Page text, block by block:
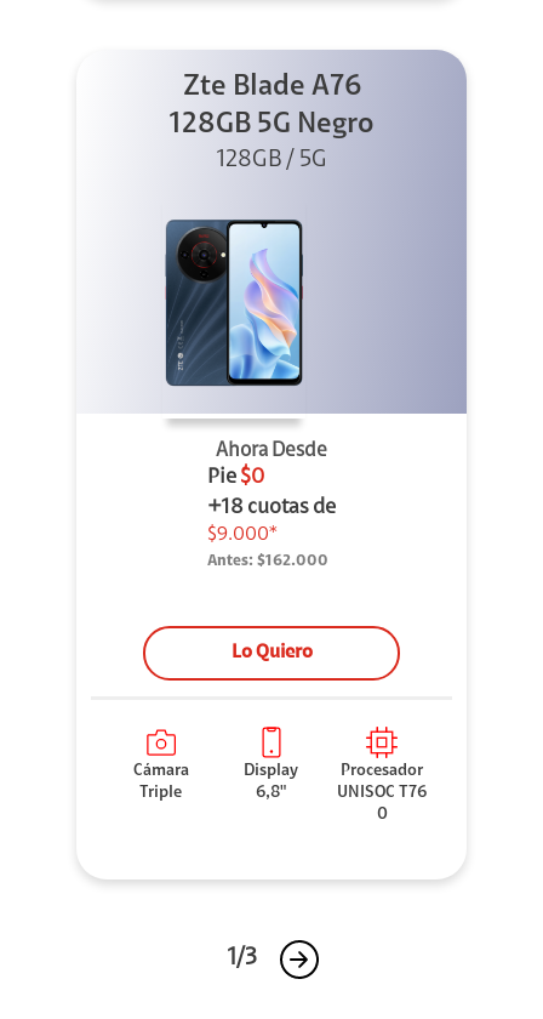
Zte Blade A76
128GB 5G Negro
128GB / 5G
Ahora Desde
Pie $0
+18 cuotas de
$9.000*
Antes: $162.000
Lo Quiero
Cámara
Triple
Display
6,8"
Procesador
UNISOC T76
0
1/3